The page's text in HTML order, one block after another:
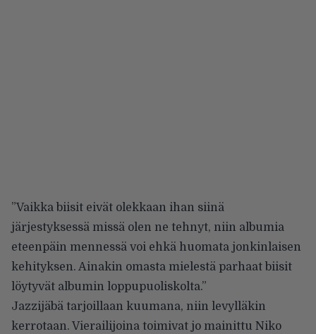
”Vaikka biisit eivät olekkaan ihan siinä
järjestyksessä missä olen ne tehnyt, niin albumia
eteenpäin mennessä voi ehkä huomata jonkinlaisen
kehityksen. Ainakin omasta mielestä parhaat biisit
löytyvät albumin loppupuoliskolta.”
Jazzijäbä tarjoillaan kuumana, niin levylläkin
kerrotaan. Vierailijoina toimivat jo mainittu Niko